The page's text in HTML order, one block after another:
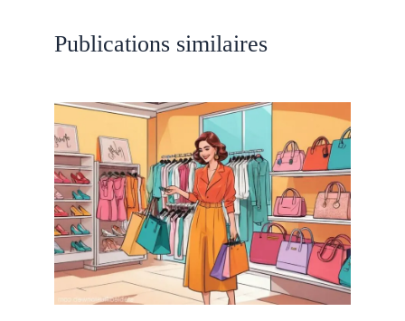
Publications similaires